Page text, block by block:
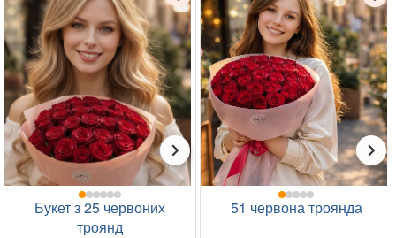
Букет з 25 червоних
троянд
51 червона троянда